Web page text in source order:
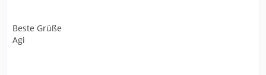
Beste Grüße
Agi